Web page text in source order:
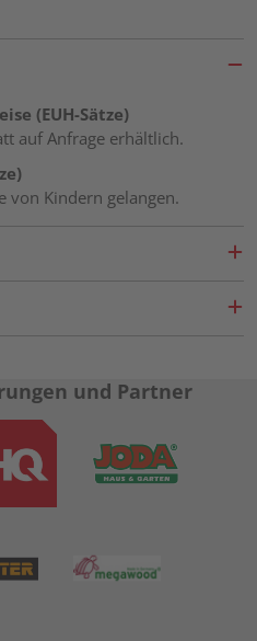
(EUH-Sätze)
auf Anfrage erhältlich.
von Kindern gelangen.
und Partner